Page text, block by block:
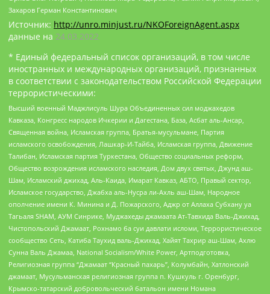
Захаров Герман Константинович
Источник: http://unro.minjust.ru/NKOForeignAgent.aspx
данные на 24.03.2022
* Единый федеральный список организаций, в том числе
иностранных и международных организаций, признанных
в соответствии с законодательством Российской Федерации
террористическими:
Высший военный Маджлисуль Шура Объединенных сил моджахедов
Кавказа, Конгресс народов Ичкерии и Дагестана, База, Асбат аль-Ансар,
Священная война, Исламская группа, Братья-мусульмане, Партия
исламского освобождения, Лашкар-И-Тайба, Исламская группа, Движение
Талибан, Исламская партия Туркестана, Общество социальных реформ,
Общество возрождения исламского наследия, Дом двух святых, Джунд аш-
Шам, Исламский джихад, Аль-Каида, Имарат Кавказ, АБТО, Правый сектор,
Исламское государство, Джабха аль-Нусра ли-Ахль аш-Шам, Народное
ополчение имени К. Минина и Д. Пожарского, Аджр от Аллаха Субхану уа
Тагьаля SHAM, АУМ Синрике, Муджахеды джамаата Ат-Тавхида Валь-Джихад,
Чистопольский Джамаат, Рохнамо ба суи давлати исломи, Террористическое
сообщество Сеть, Катиба Таухид валь-Джихад, Хайят Тахрир аш-Шам, Ахлю
Сунна Валь Джамаа, National Socialism/White Power, Артподготовка,
Религиозная группа “Джамаат “Красный пахарь”, Колумбайн, Хатлонский
джамаат, Мусульманская религиозная группа п. Кушкуль г. Оренбург,
Крымско-татарский добровольческий батальон имени Номана